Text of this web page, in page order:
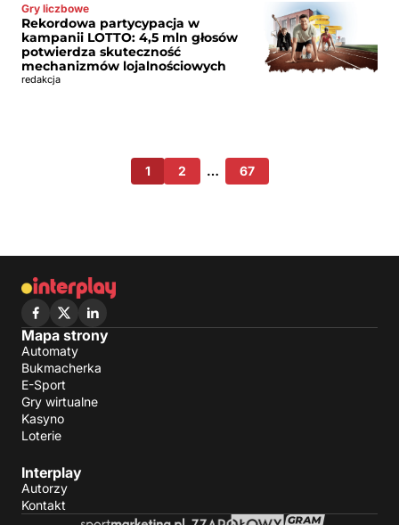
Gry liczbowe
Rekordowa partycypacja w
kampanii LOTTO: 4,5 mln głosów
potwierdza skuteczność
mechanizmów lojalnościowych
redakcja
1 2 … 67
Mapa strony
Automaty
Bukmacherka
E-Sport
Gry wirtualne
Kasyno
Loterie
Interplay
Autorzy
Kontakt